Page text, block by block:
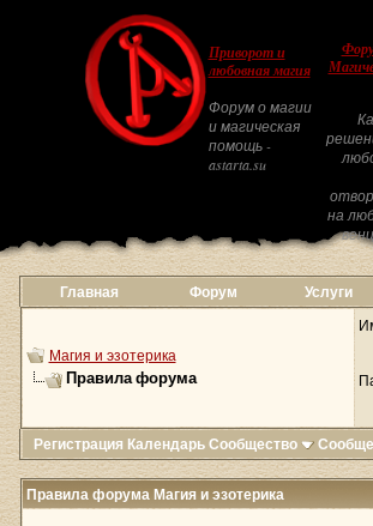
Приворот и
любовная магия
Форум о магии
и магическая
помощь -
astarta.su
на
Главная Форум Услуги
Магия и эзотерика
Правила форума
Регистрация КалендарьСообщество
Правила форума Магия и эзотерика